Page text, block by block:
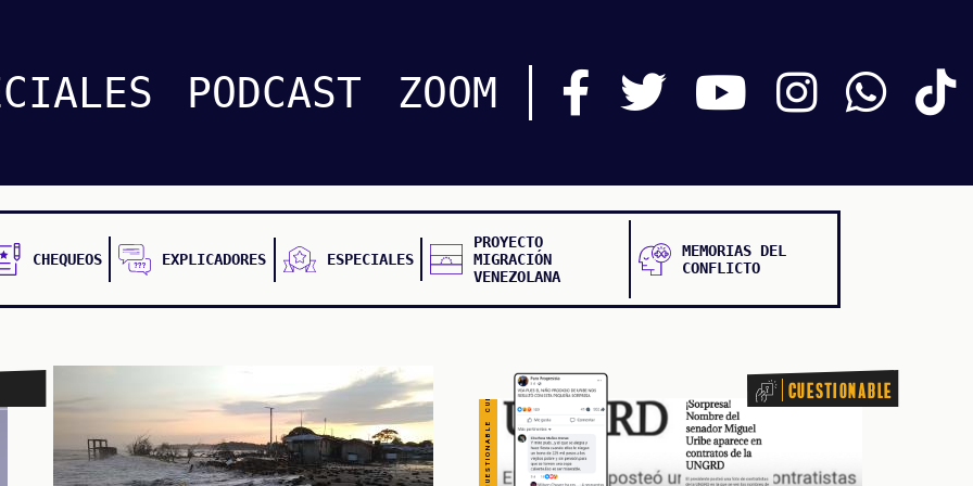
PODCAST ZOOM
CHEQUEOS EXPLICADORES ESPECIALES
PROYECTO
MIGRACIÓN
VENEZOLANA
MEMORIAS DEL
CONFLICTO
CUESTIONABLE CUESTIONABLE CUESTIONABLE CUESTIONABLE CUESTIONABLE CUESTIONABLE CUESTIONABLE Cuestionable